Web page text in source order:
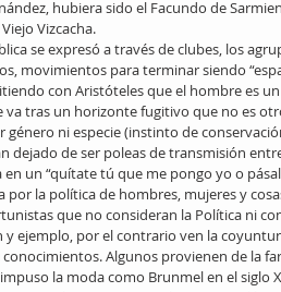
hubiera sido el Facundo de
Vizcacha.
se expresó a través de clubes, los
movimientos para terminar siendo
con Aristóteles que el hombre es
va tras un horizonte fugitivo que no es
ni especie (instinto de
dejado de ser poleas de transmisión
en un “quítate tú que me pongo yo o
por la política de hombres, mujeres y
que no consideran la Política ni
ejemplo, por el contrario ven la
Algunos provienen de la
la moda como Brunmel en el siglo